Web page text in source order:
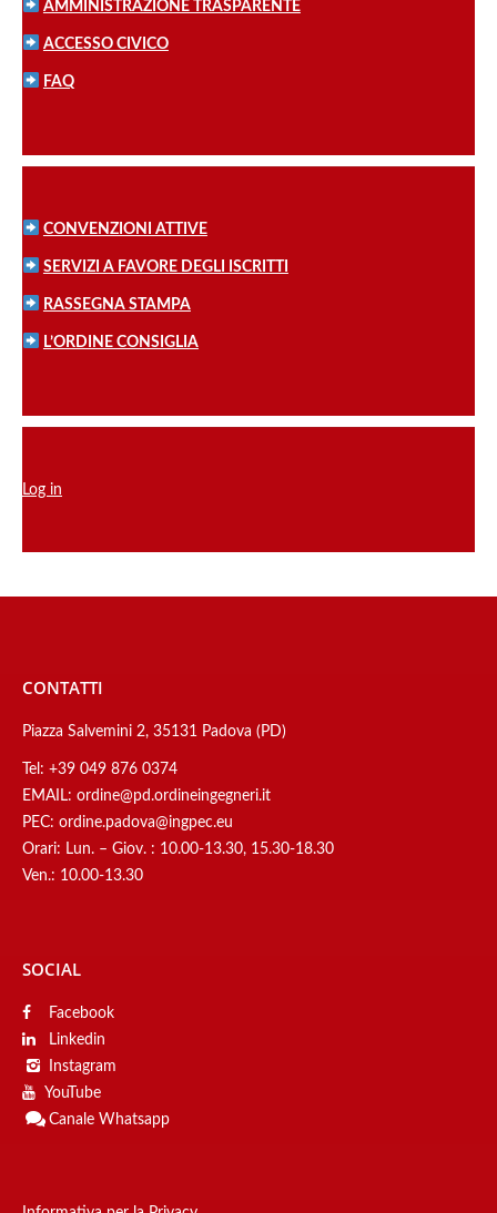
AMMINISTRAZIONE TRASPARENTE
ACCESSO CIVICO
FAQ
CONVENZIONI ATTIVE
SERVIZI A FAVORE DEGLI ISCRITTI
RASSEGNA STAMPA
L’ORDINE CONSIGLIA
Log in
CONTATTI
Piazza Salvemini 2, 35131 Padova (PD)
Tel: +39 049 876 0374
EMAIL: ordine@pd.ordineingegneri.it
PEC: ordine.padova@ingpec.eu
Orari: Lun. – Giov. : 10.00-13.30, 15.30-18.30
Ven.: 10.00-13.30
SOCIAL
Facebook
Linkedin
Instagram
YouTube
Canale Whatsapp